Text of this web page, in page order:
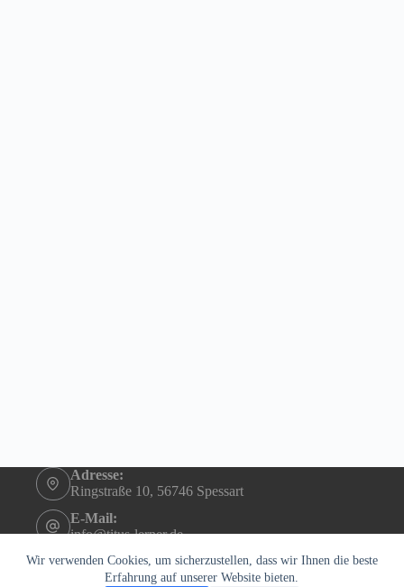
Wir verwenden Cookies, um sicherzustellen, dass wir Ihnen die beste
Erfahrung auf unserer Website bieten.
Adresse:
Ringstraße 10, 56746 Spessart
E-Mail:
info@titus-lerner.de
Telefon:
+49 (0)2655 4290